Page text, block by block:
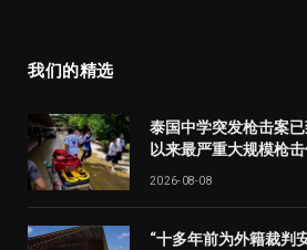
我们的精选
泰国中学突发枪击案
以来最严重大规模枪
2026-08-08
“十多年前为外籍裁判